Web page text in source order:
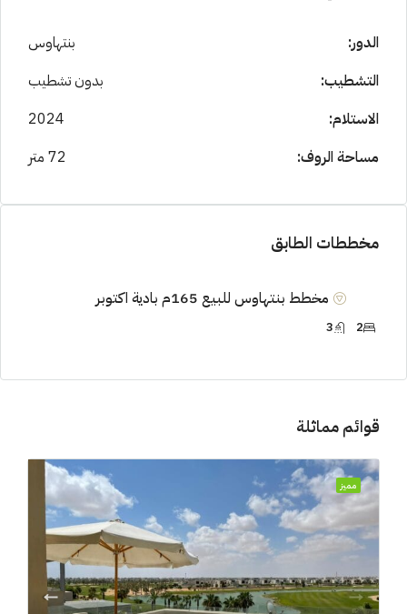
الدور:
بنتهاوس
التشطيب:
بدون تشطيب
الاستلام:
2024
مساحة الروف:
72 متر
مخططات الطابق
مخطط بنتهاوس للبيع 165م بادية اكتوبر
2
3
قوائم مماثلة
مميز